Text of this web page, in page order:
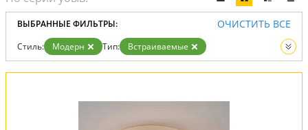
ВЫБРАННЫЕ ФИЛЬТРЫ: ОЧИСТИТЬ ВСЕ
Стиль: Модерн Тип:
Встраиваемые
Вид:
Точечные светильники